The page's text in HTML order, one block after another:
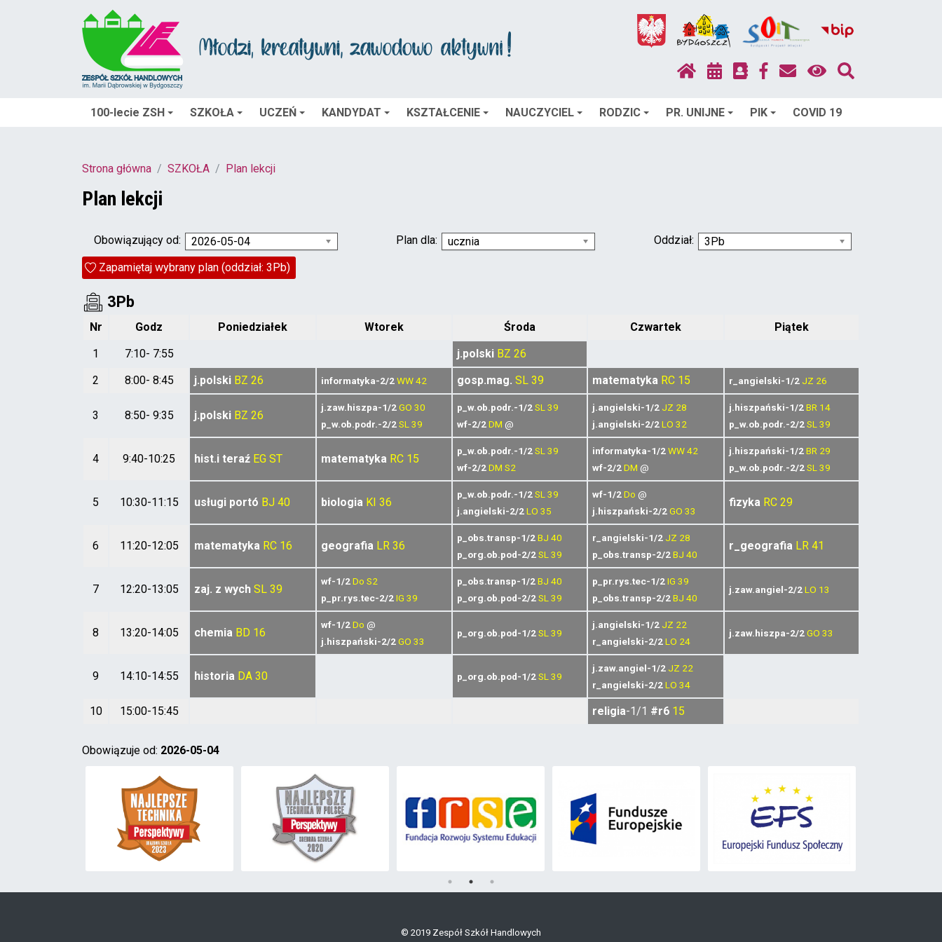
100-lecie ZSH SZKOŁA UCZEŃ KANDYDAT KSZTAŁCENIE NAUCZYCIEL RODZIC PR. UNIJNE PIK COVID 19
Strona główna SZKOŁA Plan lekcji
Plan lekcji
Obowiązujący od: 2026-05-04 Plan dla: ucznia Oddział:
3Pb
Zapamiętaj wybrany plan (oddział: 3Pb)
3Pb
Nr Godz Poniedziałek Wtorek Środa Czwartek
Piątek
1
7:10- 7:55 j.polski BZ 26
2
8:00- 8:45 j.polski BZ 26 informatyka-2/2WW42 gosp.mag. SL 39 matematyka RC 15 r_angielski-1/2 JZ 26
3 8:50- 9:35 j.polski BZ 26
j.zaw.hiszpa-1/2GO 30
p_w.ob.podr.-2/2SL 39
p_w.ob.podr.-1/2SL 39
wf-2/2DM @
j.angielski-1/2 JZ 28
j.angielski-2/2LO 32
j.hiszpański-1/2BR 14
p_w.ob.podr.-2/2SL 39
4 9:40-10:25 hist.i teraź EG ST matematyka RC 15
p_w.ob.podr.-1/2SL 39
wf-2/2DM S2
informatyka-1/2WW42
wf-2/2DM @
j.hiszpański-1/2BR 29
p_w.ob.podr.-2/2SL 39
5 10:30-11:15 usługi portó BJ 40 biologia KI 36
p_w.ob.podr.-1/2SL 39
j.angielski-2/2LO 35
wf-1/2Do @
j.hiszpański-2/2GO 33
fizyka RC 29
6 11:20-12:05 matematyka RC 16 geografia LR 36
p_obs.transp-1/2BJ 40
p_org.ob.pod-2/2SL 39
r_angielski-1/2 JZ 28
p_obs.transp-2/2BJ 40
r_geografia LR 41
7 12:20-13:05 zaj. z wych SL 39
wf-1/2Do S2
p_pr.rys.tec-2/2IG 39
p_obs.transp-1/2BJ 40
p_org.ob.pod-2/2SL 39
p_pr.rys.tec-1/2IG 39
p_obs.transp-2/2BJ 40
j.zaw.angiel-2/2LO 13
8 13:20-14:05 chemia BD 16
wf-1/2Do @
j.hiszpański-2/2GO 33
p_org.ob.pod-1/2SL 39
j.angielski-1/2 JZ 22
r_angielski-2/2LO 24
j.zaw.hiszpa-2/2GO 33
9 14:10-14:55 historia DA 30 p_org.ob.pod-1/2SL 39
j.zaw.angiel-1/2 JZ 22
r_angielski-2/2LO 34
10 15:00-15:45 religia-1/1 #r6 15
Obowiązuje od: 2026-05-04
© 2019 Zespół Szkół Handlowych